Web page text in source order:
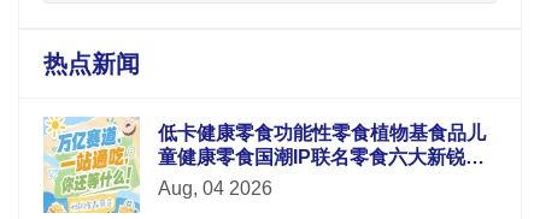
热点新闻
低卡健康零食功能性零食植物基食品儿
童健康零食国潮IP联名零食六大新锐板
块重磅升级
Aug, 04 2026